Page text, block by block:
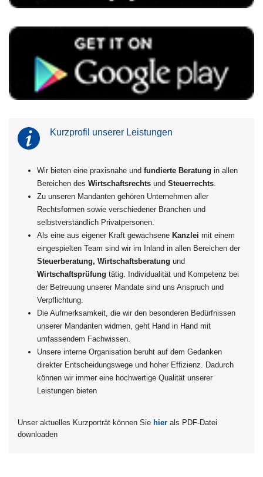
Kurzprofil unserer Leistungen
Wir bieten eine praxisnahe und fundierte Beratung in allen
Bereichen des Wirtschaftsrechtsund Steuerrechts.
Zu unseren Mandanten gehören Unternehmen aller
Rechtsformen sowie verschiedener Branchen und
selbstverständlich Privatpersonen.
Als eine aus eigener Kraft gewachsene Kanzlei mit einem
eingespielten Team sind wir im Inland in allen Bereichen der
Steuerberatung, Wirtschaftsberatung und
Wirtschaftsprüfung tätig. Individualität und Kompetenz bei
der Betreuung unserer Mandate sind uns Anspruch und
Verpflichtung.
Die Aufmerksamkeit, die wir den besonderen Bedürfnissen
unserer Mandanten widmen, geht Hand in Hand mit
umfassendem Fachwissen.
Unsere interne Organisation beruht auf dem Gedanken
direkter Entscheidungswege und hoher Effizienz. Dadurch
können wir immer eine hochwertige Qualität unserer
Leistungen bieten
Unser aktuelles Kurzporträt können Sie hier als PDF-Datei
downloaden